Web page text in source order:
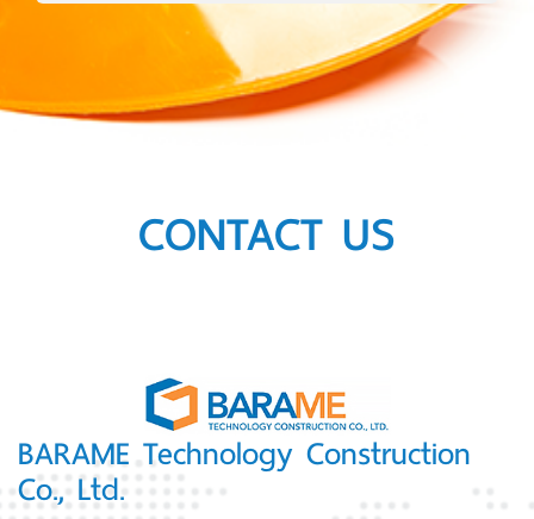
CONTACT US
BARAME Technology Construction
Co., Ltd.